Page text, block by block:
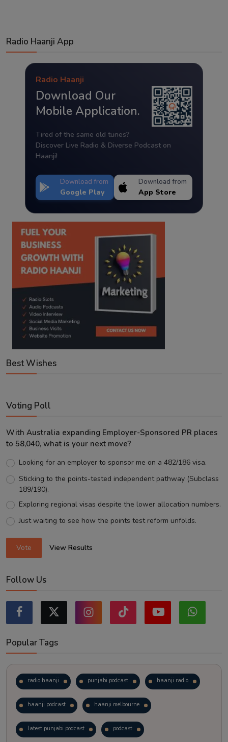
Radio Haanji App
Radio Haanji
Download Our
Mobile Application.
Tired of the same old tunes?
Discover Live Radio & Diverse Podcast on
Haanji!
Download from
Google Play
Download from
App Store
Best Wishes
Voting Poll
With Australia expanding Employer-Sponsored PR places
to 58,040, what is your next move?
Looking for an employer to sponsor me on a 482/186 visa.
Sticking to the points-tested independent pathway (Subclass
189/190).
Exploring regional visas despite the lower allocation numbers.
Just waiting to see how the points test reform unfolds.
Vote View Results
Follow Us
Popular Tags
radio haanji punjabi podcast haanji radio
haanji podcast haanji melbourne
latest punjabi podcast podcast